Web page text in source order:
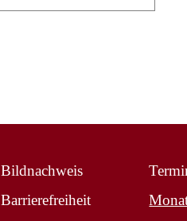
Bildnachweis
Barrierefreiheit